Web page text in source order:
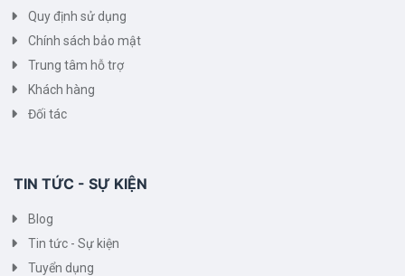
Quy định sử dụng
Chính sách bảo mật
Trung tâm hỗ trợ
Khách hàng
Đối tác
TIN TỨC - SỰ KIỆN
Blog
Tin tức - Sự kiện
Tuyển dụng